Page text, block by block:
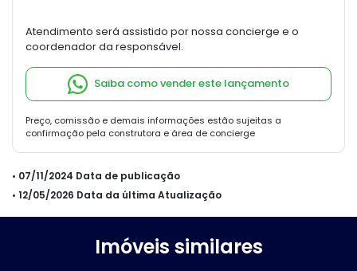
Atendimento será assistido por nossa concierge e o
coordenador da responsável.
Saiba como vender este lançamento
Preço, comissão e demais informações estão sujeitas a
confirmação pela construtora e área de concierge
• 07/11/2024 Data de publicação
• 12/05/2026 Data da última Atualização
Imóveis similares